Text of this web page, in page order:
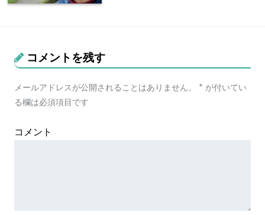
コメントを残す
メールアドレスが公開されることはありません。 * が付いてい
る欄は必須項目です
コメント